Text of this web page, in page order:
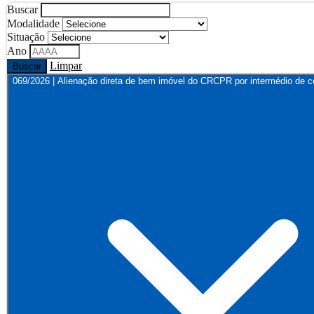
Buscar
Modalidade
Situação
Ano
Buscar Limpar
069/2026 | Alienação direta de bem imóvel do CRCPR por intermédio de